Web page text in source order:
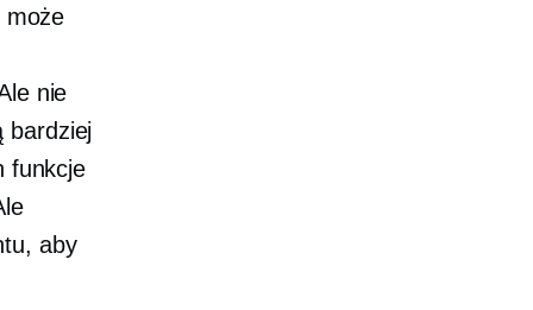
może
nie
bardziej
funkcje
aby